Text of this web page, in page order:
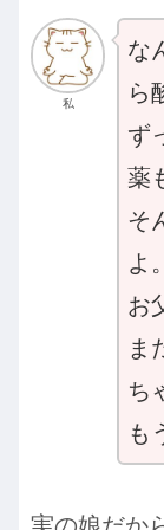
私
な
ら
ず
薬
そ
よ。
お
ま
ち
も